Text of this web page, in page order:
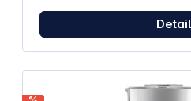
Motorleistung: 500 W Füllvolumen
Milchschaumkanne: 250 ml Füllvolumen für
erwärmte Milch und Schokolade:
220-240 V Frequenz: 50-60 Hz Länge Netzkabel: 1